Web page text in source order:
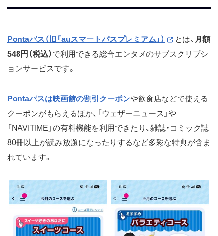
Pontaパス（旧「auスマートパスプレミアム」） とは、 月額
548円（税込） で利用できる総合エンタメのサブスクリプシ
ョンサービスです。
Pontaパスは映画館の割引クーポンや飲食店などで使える
クーポンがもらえるほか、「ウェザーニュース」や
「NAVITIME」の有料機能を利用できたり、雑誌・コミック誌
80冊以上が読み放題になったりするなど多彩な特典が含ま
れています。